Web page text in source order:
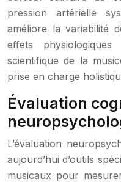
pression artérielle
améliore la variabilité
effets physiologiques
scientifique de la
prise en charge
Évaluation
L’évaluation
aujourd’hui d’outils
musicaux pour